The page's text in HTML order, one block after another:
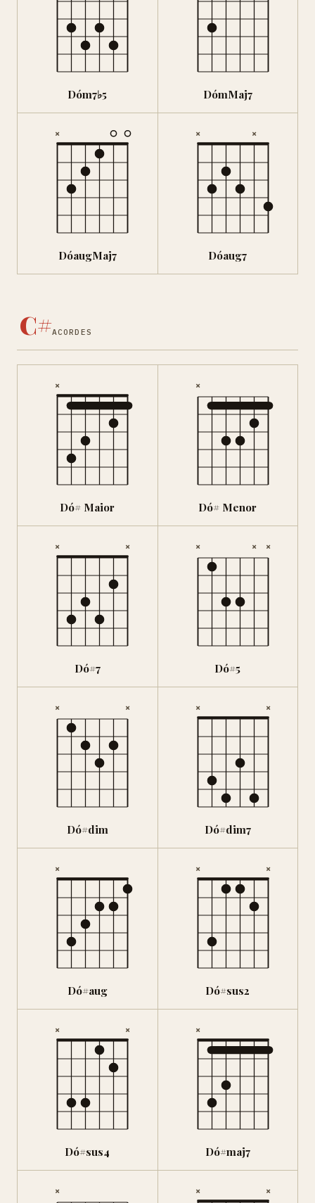
Dóm7♭5 DómMaj7
×
DóaugMaj7
× ×
Dóaug7
C#ACORDES
×
Dó# Maior
×
Dó# Menor
× ×
Dó#7
× × ×
Dó#5
× ×
Dó#dim
× ×
Dó#dim7
×
Dó#aug
× ×
Dó#sus2
× ×
Dó#sus4
×
Dó#maj7
× × ×